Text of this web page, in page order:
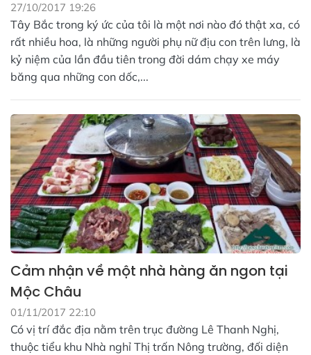
27/10/2017 19:26
Tây Bắc trong ký ức của tôi là một nơi nào đó thật xa, có
rất nhiều hoa, là những người phụ nữ địu con trên lưng, là
kỷ niệm của lần đầu tiên trong đời dám chạy xe máy
băng qua những con dốc,...
Cảm nhận về một nhà hàng ăn ngon tại
Mộc Châu
01/11/2017 22:10
Có vị trí đắc địa nằm trên trục đường Lê Thanh Nghị,
thuộc tiểu khu Nhà nghỉ Thị trấn Nông trường, đối diện